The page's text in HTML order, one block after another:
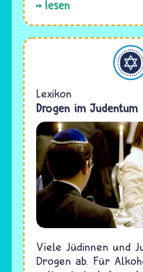
lesen
Judentum
Lexikon
Drogen im Judentum
Viele Jüdinnen und
Drogen ab. Für